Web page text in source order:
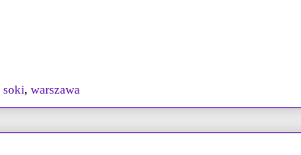
soki, warszawa